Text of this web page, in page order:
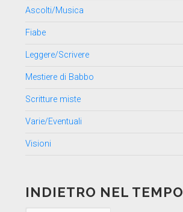
Ascolti/Musica
Fiabe
Leggere/Scrivere
Mestiere di Babbo
Scritture miste
Varie/Eventuali
Visioni
INDIETRO NEL TEMPO